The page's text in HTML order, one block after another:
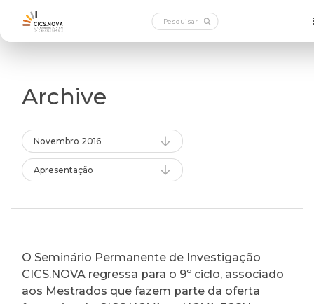
Archive
Novembro 2016
Apresentação
O Seminário Permanente de Investigação
CICS.NOVA regressa para o 9º ciclo, associado
aos Mestrados que fazem parte da oferta